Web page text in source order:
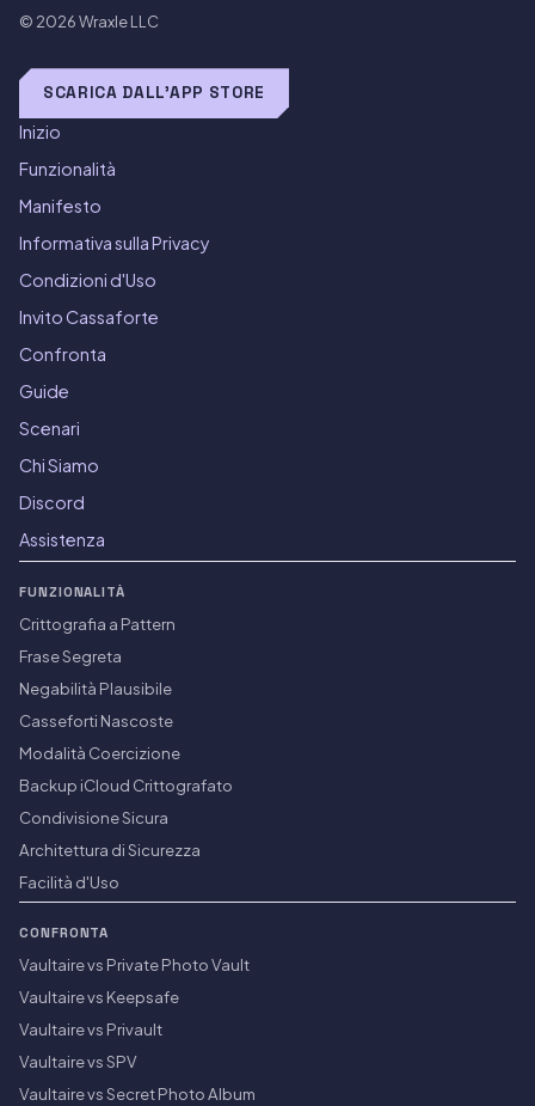
© 2026Wraxle LLC
SCARICA DALL'APP STORE
Inizio
Funzionalità
Manifesto
Informativa sulla Privacy
Condizioni d'Uso
Invito Cassaforte
Confronta
Guide
Scenari
Chi Siamo
Discord
Assistenza
FUNZIONALITÀ
Crittografia a Pattern
Frase Segreta
Negabilità Plausibile
Casseforti Nascoste
Modalità Coercizione
Backup iCloud Crittografato
Condivisione Sicura
Architettura di Sicurezza
Facilità d'Uso
CONFRONTA
Vaultaire vs Private Photo Vault
Vaultaire vs Keepsafe
Vaultaire vs Privault
Vaultaire vs SPV
Vaultaire vs Secret Photo Album